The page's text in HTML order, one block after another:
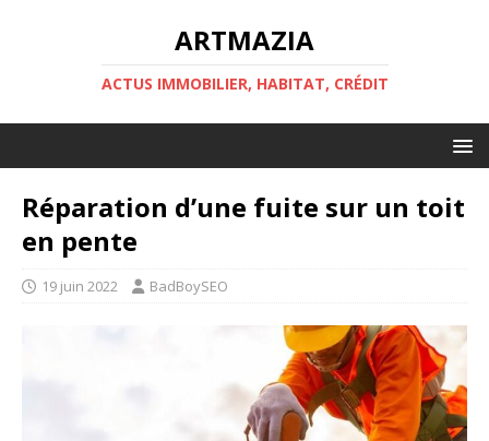
ARTMAZIA
ACTUS IMMOBILIER, HABITAT, CRÉDIT
Réparation d’une fuite sur un toit
en pente
19 juin 2022 BadBoySEO